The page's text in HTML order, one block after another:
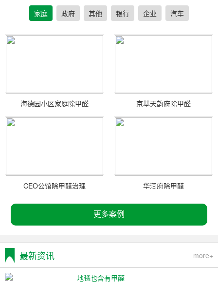
家庭
政府 其他 银行 企业 汽车
海德园小区家庭除甲醛 京基天韵府除甲醛
CEO公馆除甲醛治理 华润府除甲醛
更多案例
最新资讯 more+
地毯也含有甲醛